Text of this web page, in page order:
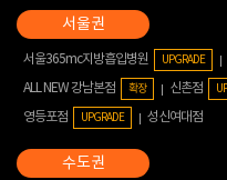
서울365mc지방흡입병원 UPGRADE
ALL NEW 강남본점 확장 신촌점
영등포점
UPGRADE 성신여대점